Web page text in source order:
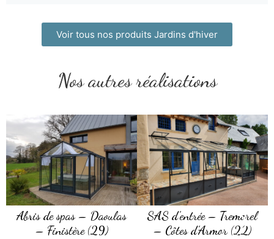
Voir tous nos produits Jardins d'hiver
Nos autres réalisations
Abris de spas – Daoulas
– Finistère (29)
SAS d’entrée – Tremorel
– Côtes d’Armor (22)